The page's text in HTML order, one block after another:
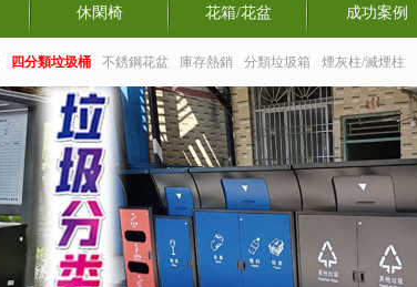
休閑椅 花箱/花盆 成功案例
四分類垃圾桶 不銹鋼花盆 庫存熱銷 分類垃圾箱 煙灰柱/滅煙柱